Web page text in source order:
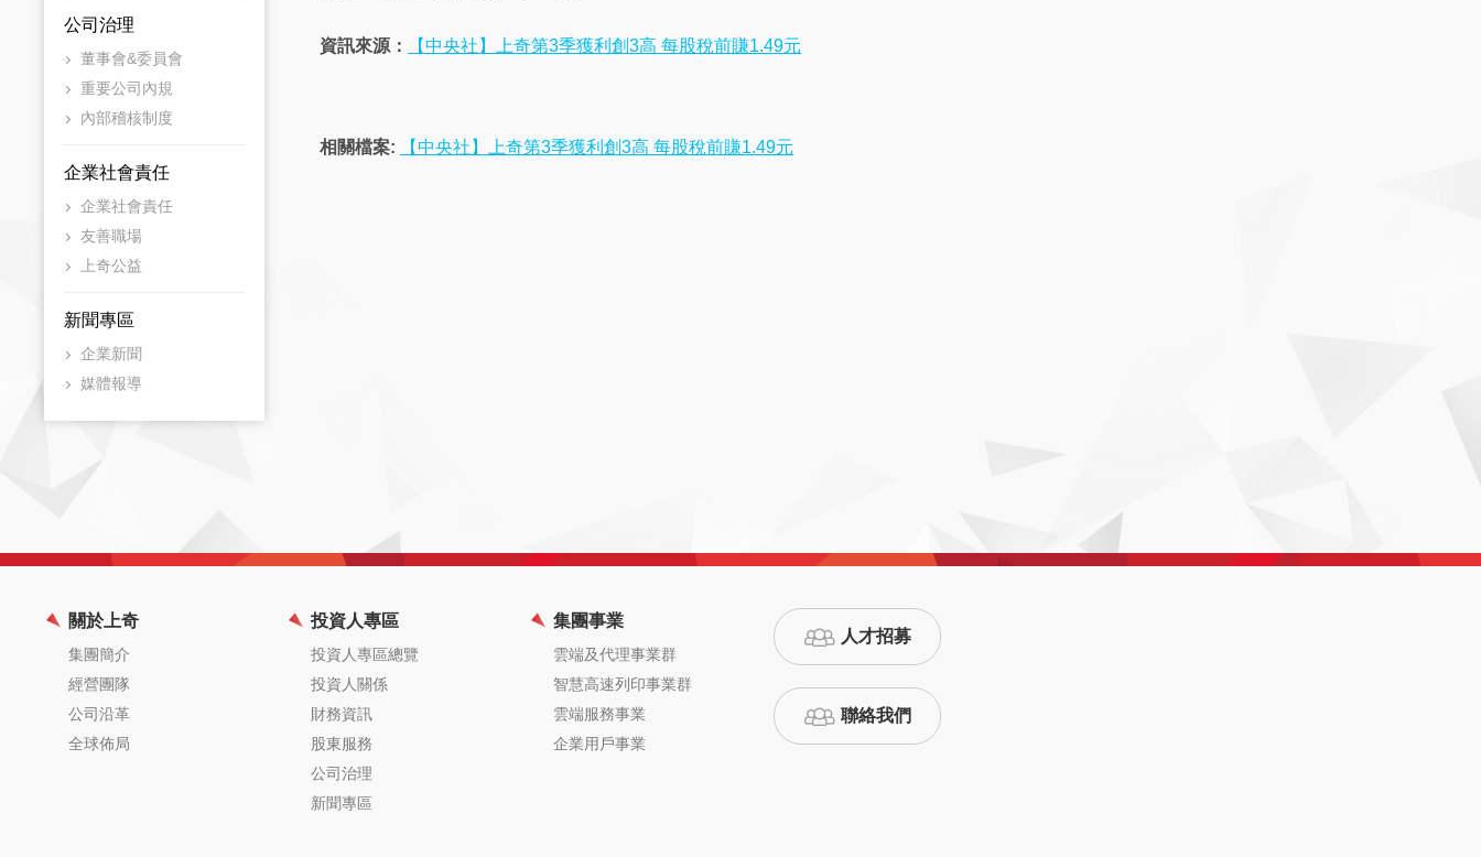
公司治理
董事會&委員會
重要公司內規
內部稽核制度
企業社會責任
企業社會責任
友善職場
上奇公益
新聞專區
企業新聞
媒體報導
資訊來源： 【中央社】上奇第3季獲利創3高 每股稅前賺1.49元
相關檔案: 【中央社】上奇第3季獲利創3高 每股稅前賺1.49元
關於上奇
集團簡介
經營團隊
公司沿革
全球佈局
投資人專區
投資人專區總覽
投資人關係
財務資訊
股東服務
公司治理
新聞專區
集團事業
雲端及代理事業群
智慧高速列印事業群
雲端服務事業
企業用戶事業
人才招募
聯絡我們